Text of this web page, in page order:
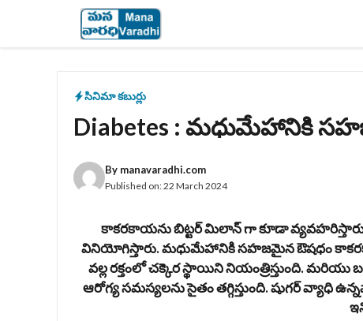
content
సినిమా కబుర్లు
Diabetes : మధుమేహానికి
By manavaradhi.com
Published on:22 March 2024
కాకరకాయను బిట్టర్ మిలాన్ గా కూడా
వినియోగిస్తారు. మధుమేహానికి సహజమైన ఔషధం
వల్ల రక్తంలో చక్కెర స్థాయిని నియంత్రిస్తుంది.
ఆరోగ్య సమస్యలను సైతం తగ్గిస్తుంది. షుగర్ వ్యాధి